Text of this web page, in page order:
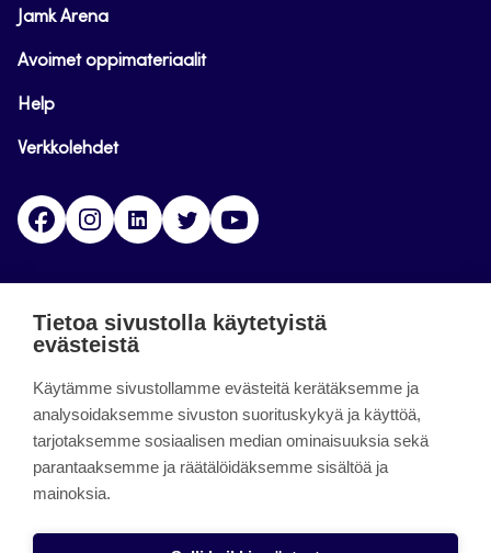
Jamk Arena
Avoimet oppimateriaalit
Help
Verkkolehdet
FacebookInstagramLinkedinTwitter
päättynyt 11.9.2023.
About the site
Käyttöehdot
Tietoa sivustolla käytetyistä
evästeistä
Käytämme sivustollamme evästeitä kerätäksemme ja
analysoidaksemme sivuston suorituskykyä ja käyttöä,
tarjotaksemme sosiaalisen median ominaisuuksia sekä
parantaaksemme ja räätälöidäksemme sisältöä ja
mainoksia.